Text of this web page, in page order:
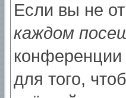
Если вы не
каждом
конференции
для того,